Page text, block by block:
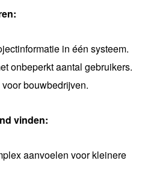
in één systeem.
onbeperkt aantal gebruikers.
bouwbedrijven.
vinden:
aanvoelen voor kleinere